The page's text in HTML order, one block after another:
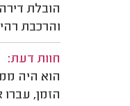
הובלת
והרכבת
חוות דעת:
הוא היה
הזמן, עברו